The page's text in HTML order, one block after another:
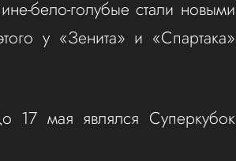
бело-голубые стали новыми
у «Зенита» и «Спартака»
17 мая являлся Суперкубок